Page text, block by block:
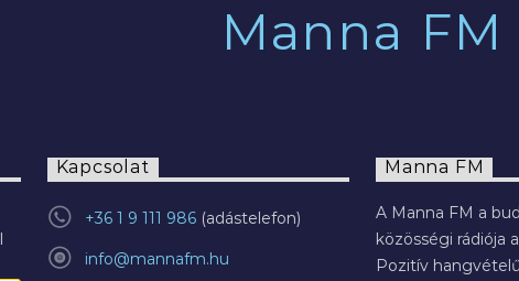
Manna FM
Kapcsolat
+36 1 9 111 986
info@mannafm.hu
Manna FM
A Manna FM a
közösségi rádiója
Pozitív